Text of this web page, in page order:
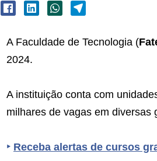
A Faculdade de Tecnologia (
2024.
A instituição conta com
milhares de vagas em diversas
‣ Receba alertas de cursos